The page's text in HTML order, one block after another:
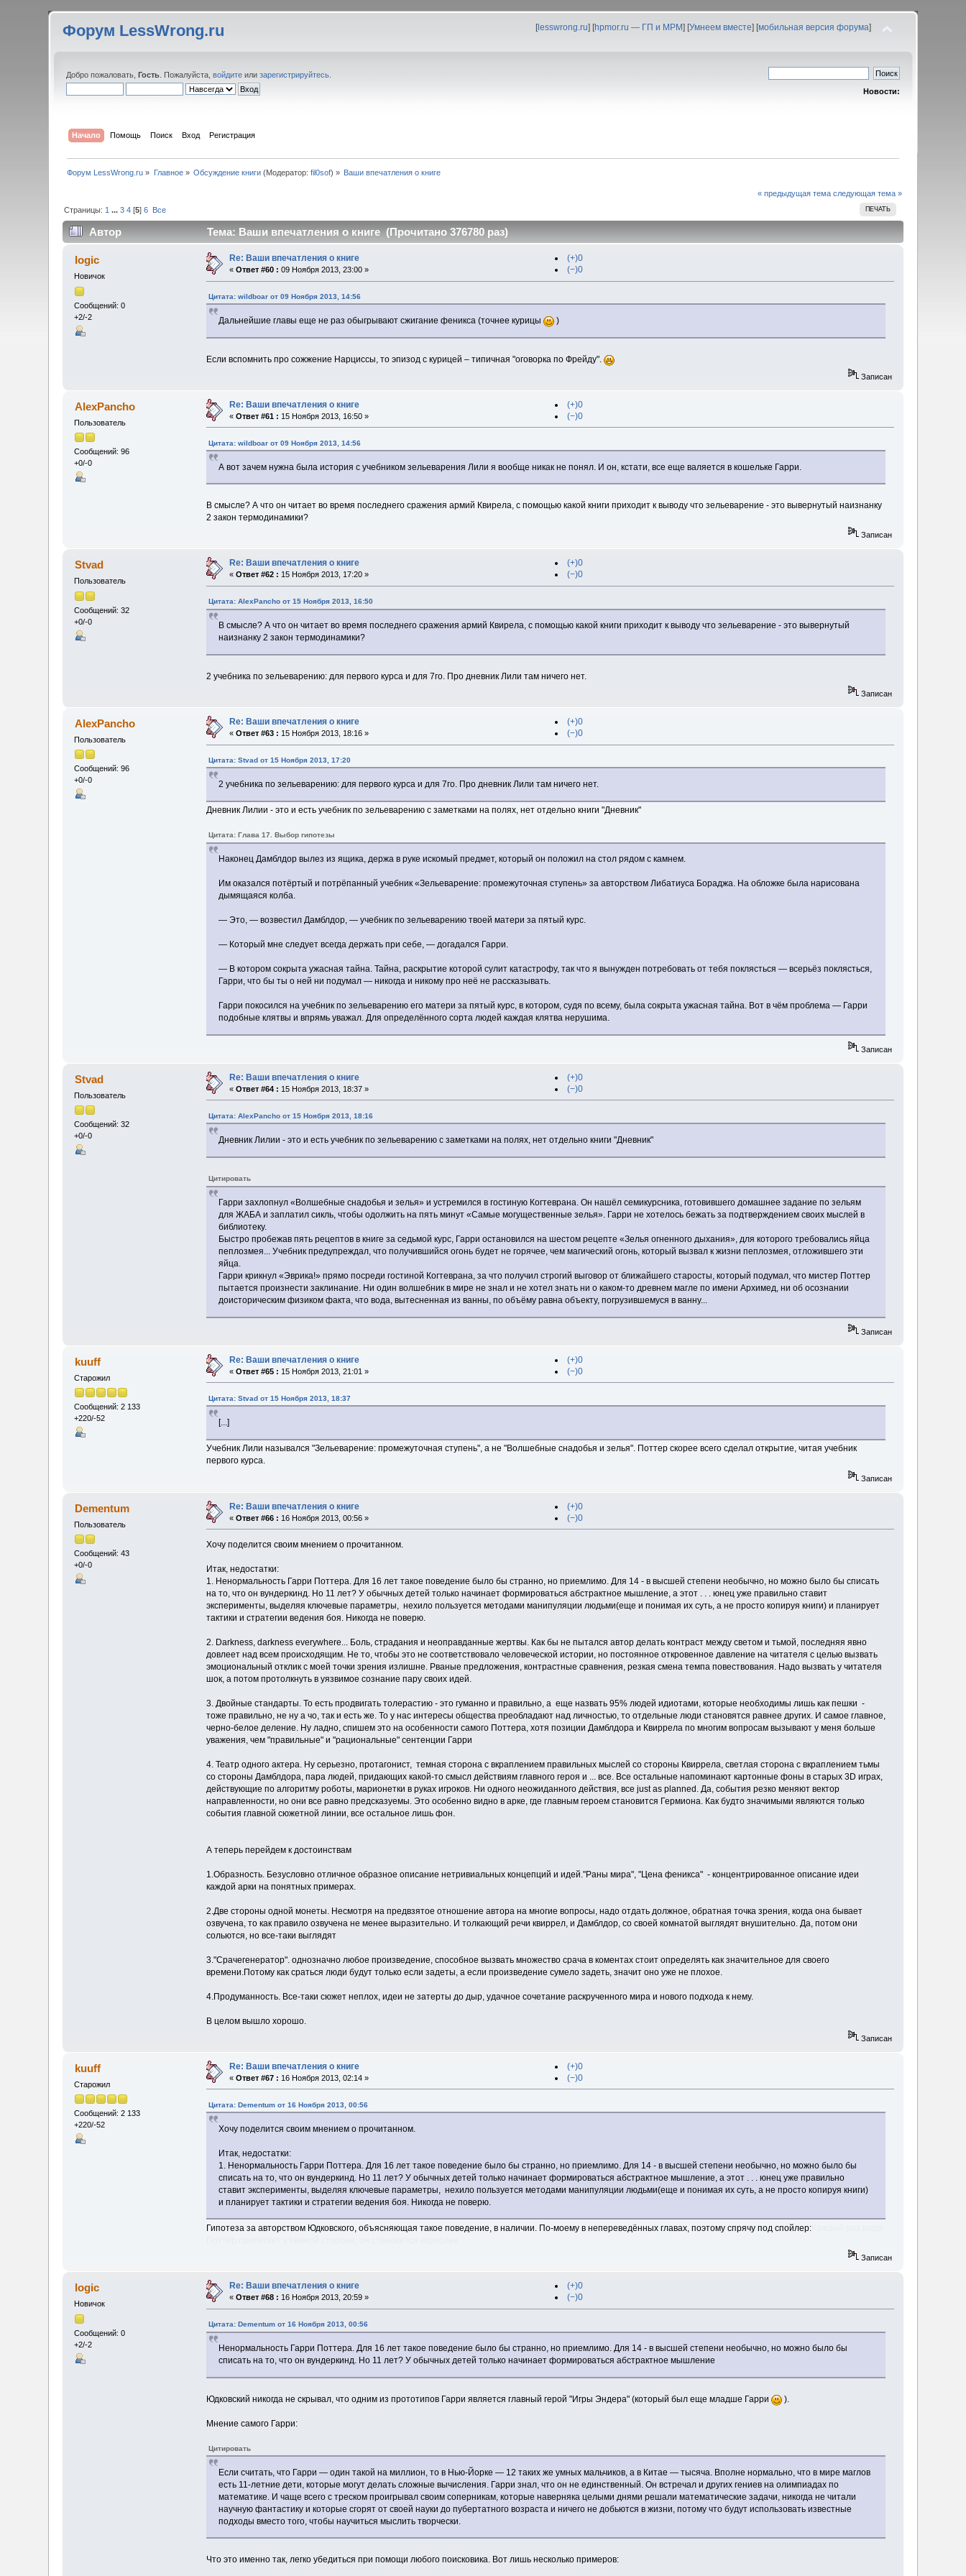
Форум LessWrong.ru [lesswrong.ru] [hpmor.ru — ГП и МРМ] [Умнеем вместе] [мобильная версия форума]
Добро пожаловать,Гость . Пожалуйста,войдите илизарегистрируйтесь
Новости:
Начало Помощь Поиск Вход Регистрация
Форум LessWrong.ru » Главное» Обсуждение книги (Модератор:fil0sof) » Ваши впечатления о книге
« предыдущая тема следующая тема »
ПЕЧАТЬ
Страницы: 1 ...3 4 [5]6 Все
Автор Тема: Ваши впечатления о книге (Прочитано 376780 раз)
logic
Новичок
Сообщений: 0
+2/-2
Re: Ваши впечатления о книге
«Ответ #60 : 09 Ноября 2013, 23:00 »
(+)0
(−)0
Цитата: wildboar от 09 Ноября 2013, 14:56
Дальнейшие главы еще не раз обыгрывают сжигание феникса (точнее курицы )
Если вспомнить про сожжение Нарциссы, то эпизод с курицей – типичная "оговорка по Фрейду".
Записан
AlexPancho
Пользователь
Сообщений: 96
+0/-0
Re: Ваши впечатления о книге
«Ответ #61 : 15 Ноября 2013, 16:50 »
(+)0
(−)0
Цитата: wildboar от 09 Ноября 2013, 14:56
А вот зачем нужна была история с учебником зельеварения Лили я вообще никак не понял. И он, кстати, все еще валяется в кошельке Гарри.
В смысле? А что он читает во время последнего сражения армий Квирела, с помощью какой книги приходит к выводу что зельеварение - это вывернутый наизнанку
2 закон термодинамики?
Записан
Stvad
Пользователь
Сообщений: 32
+0/-0
Re: Ваши впечатления о книге
«Ответ #62 : 15 Ноября 2013, 17:20 »
(+)0
(−)0
Цитата: AlexPancho от 15 Ноября 2013, 16:50
В смысле? А что он читает во время последнего сражения армий Квирела, с помощью какой книги приходит к выводу что зельеварение - это вывернутый
наизнанку 2 закон термодинамики?
2 учебника по зельеварению: для первого курса и для 7го. Про дневник Лили там ничего нет.
Записан
AlexPancho
Пользователь
Сообщений: 96
+0/-0
Re: Ваши впечатления о книге
«Ответ #63 : 15 Ноября 2013, 18:16 »
(+)0
(−)0
Цитата: Stvad от 15 Ноября 2013, 17:20
2 учебника по зельеварению: для первого курса и для 7го. Про дневник Лили там ничего нет.
Дневник Лилии - это и есть учебник по зельеварению с заметками на полях, нет отдельно книги "Дневник"
Цитата: Глава 17. Выбор гипотезы
Наконец Дамблдор вылез из ящика, держа в руке искомый предмет, который он положил на стол рядом с камнем.
Им оказался потёртый и потрёпанный учебник «Зельеварение: промежуточная ступень» за авторством Либатиуса Бораджа. На обложке была нарисована
дымящаяся колба.
— Это, — возвестил Дамблдор, — учебник по зельеварению твоей матери за пятый курс.
— Который мне следует всегда держать при себе, — догадался Гарри.
— В котором сокрыта ужасная тайна. Тайна, раскрытие которой сулит катастрофу, так что я вынужден потребовать от тебя поклясться — всерьёз поклясться,
Гарри, что бы ты о ней ни подумал — никогда и никому про неё не рассказывать.
Гарри покосился на учебник по зельеварению его матери за пятый курс, в котором, судя по всему, была сокрыта ужасная тайна. Вот в чём проблема — Гарри
подобные клятвы и впрямь уважал. Для определённого сорта людей каждая клятва нерушима.
Записан
Stvad
Пользователь
Сообщений: 32
+0/-0
Re: Ваши впечатления о книге
«Ответ #64 : 15 Ноября 2013, 18:37 »
(+)0
(−)0
Цитата: AlexPancho от 15 Ноября 2013, 18:16
Дневник Лилии - это и есть учебник по зельеварению с заметками на полях, нет отдельно книги "Дневник"
Цитировать
Гарри захлопнул «Волшебные снадобья и зелья» и устремился в гостиную Когтеврана. Он нашёл семикурсника, готовившего домашнее задание по зельям
для ЖАБА и заплатил сикль, чтобы одолжить на пять минут «Самые могущественные зелья». Гарри не хотелось бежать за подтверждением своих мыслей в
библиотеку.
Быстро пробежав пять рецептов в книге за седьмой курс, Гарри остановился на шестом рецепте «Зелья огненного дыхания», для которого требовались яйца
пеплозмея... Учебник предупреждал, что получившийся огонь будет не горячее, чем магический огонь, который вызвал к жизни пеплозмея, отложившего эти
яйца.
Гарри крикнул «Эврика!» прямо посреди гостиной Когтеврана, за что получил строгий выговор от ближайшего старосты, который подумал, что мистер Поттер
пытается произнести заклинание. Ни один волшебник в мире не знал и не хотел знать ни о каком-то древнем магле по имени Архимед, ни об осознании
доисторическим физиком факта, что вода, вытесненная из ванны, по объёму равна объекту, погрузившемуся в ванну...
Записан
kuuff
Старожил
Сообщений: 2 133
+220/-52
Re: Ваши впечатления о книге
«Ответ #65 : 15 Ноября 2013, 21:01 »
(+)0
(−)0
Цитата: Stvad от 15 Ноября 2013, 18:37
[...]
Учебник Лили назывался "Зельеварение: промежуточная ступень", а не "Волшебные снадобья и зелья". Поттер скорее всего сделал открытие, читая учебник
первого курса.
Записан
Dementum
Пользователь
Сообщений: 43
+0/-0
Re: Ваши впечатления о книге
«Ответ #66 : 16 Ноября 2013, 00:56 »
(+)0
(−)0
Хочу поделится своим мнением о прочитанном.
Итак, недостатки:
1. Ненормальность Гарри Поттера. Для 16 лет такое поведение было бы странно, но приемлимо. Для 14 - в высшей степени необычно, но можно было бы списать
на то, что он вундеркинд. Но 11 лет? У обычных детей только начинает формироваться абстрактное мышление, а этот . . . юнец уже правильно ставит
эксперименты, выделяя ключевые параметры, нехило пользуется методами манипуляции людьми(еще и понимая их суть, а не просто копируя книги) и планирует
тактики и стратегии ведения боя. Никогда не поверю.
2. Darkness, darkness everywhere... Боль, страдания и неоправданные жертвы. Как бы не пытался автор делать контраст между светом и тьмой, последняя явно
довлеет над всем происходящим. Не то, чтобы это не соответствовало человеческой истории, но постоянное откровенное давление на читателя с целью вызвать
эмоциональный отклик с моей точки зрения излишне. Рваные предложения, контрастные сравнения, резкая смена темпа повествования. Надо вызвать у читателя
шок, а потом протолкнуть в уязвимое сознание пару своих идей.
3. Двойные стандарты. То есть продвигать толерастию - это гуманно и правильно, а еще назвать 95% людей идиотами, которые необходимы лишь как пешки -
тоже правильно, не ну а чо, так и есть же. То у нас интересы общества преобладают над личностью, то отдельные люди становятся равнее других. И самое главное,
черно-белое деление. Ну ладно, спишем это на особенности самого Поттера, хотя позиции Дамблдора и Квиррела по многим вопросам вызывают у меня больше
уважения, чем "правильные" и "рациональные" сентенции Гарри
4. Театр одного актера. Ну серьезно, протагонист, темная сторона с вкраплением правильных мыслей со стороны Квиррела, светлая сторона с вкраплением тьмы
со стороны Дамблдора, пара людей, придающих какой-то смысл действиям главного героя и ... все. Все остальные напоминают картонные фоны в старых 3D играх,
действующие по алгоритму роботы, марионетки в руках игроков. Ни одного неожиданного действия, все just as planned. Да, события резко меняют вектор
направленности, но они все равно предсказуемы. Это особенно видно в арке, где главным героем становится Гермиона. Как будто значимыми являются только
события главной сюжетной линии, все остальное лишь фон.
А теперь перейдем к достоинствам
1.Образность. Безусловно отличное образное описание нетривиальных концепций и идей."Раны мира", "Цена феникса" - концентрированное описание идеи
каждой арки на понятных примерах.
2.Две стороны одной монеты. Несмотря на предвзятое отношение автора на многие вопросы, надо отдать должное, обратная точка зрения, когда она бывает
озвучена, то как правило озвучена не менее выразительно. И толкающий речи квиррел, и Дамблдор, со своей комнатой выглядят внушительно. Да, потом они
сольются, но все-таки выглядят
3."Срачегенератор". однозначно любое произведение, способное вызвать множество срача в коментах стоит определять как значительное для своего
времени.Потому как сраться люди будут только если задеты, а если произведение сумело задеть, значит оно уже не плохое.
4.Продуманность. Все-таки сюжет неплох, идеи не затерты до дыр, удачное сочетание раскрученного мира и нового подхода к нему.
В целом вышло хорошо.
Записан
kuuff
Старожил
Сообщений: 2 133
+220/-52
Re: Ваши впечатления о книге
«Ответ #67 : 16 Ноября 2013, 02:14 »
(+)0
(−)0
Цитата: Dementum от 16 Ноября 2013, 00:56
Хочу поделится своим мнением о прочитанном.
Итак, недостатки:
1. Ненормальность Гарри Поттера. Для 16 лет такое поведение было бы странно, но приемлимо. Для 14 - в высшей степени необычно, но можно было бы
списать на то, что он вундеркинд. Но 11 лет? У обычных детей только начинает формироваться абстрактное мышление, а этот . . . юнец уже правильно
ставит эксперименты, выделяя ключевые параметры, нехило пользуется методами манипуляции людьми(еще и понимая их суть, а не просто копируя книги)
и планирует тактики и стратегии ведения боя. Никогда не поверю.
Гипотеза за авторством Юдковского, объясняющая такое поведение, в наличии. По-моему в непереведённых главах, поэтому спрячу под спойлер:Каждый раз когда
Записан
logic
Новичок
Сообщений: 0
+2/-2
Re: Ваши впечатления о книге
«Ответ #68 : 16 Ноября 2013, 20:59 »
(+)0
(−)0
Цитата: Dementum от 16 Ноября 2013, 00:56
Ненормальность Гарри Поттера. Для 16 лет такое поведение было бы странно, но приемлимо. Для 14 - в высшей степени необычно, но можно было бы
списать на то, что он вундеркинд. Но 11 лет? У обычных детей только начинает формироваться абстрактное мышление
Юдковский никогда не скрывал, что одним из прототипов Гарри является главный герой "Игры Эндера" (который был еще младше Гарри ).
Мнение самого Гарри:
Цитировать
Если считать, что Гарри — один такой на миллион, то в Нью-Йорке — 12 таких же умных мальчиков, а в Китае — тысяча. Вполне нормально, что в мире маглов
есть 11-летние дети, которые могут делать сложные вычисления. Гарри знал, что он не единственный. Он встречал и других гениев на олимпиадах по
математике. И чаще всего с треском проигрывал своим соперникам, которые наверняка целыми днями решали математические задачи, никогда не читали
научную фантастику и которые сгорят от своей науки до пубертатного возраста и ничего не добьются в жизни, потому что будут использовать известные
подходы вместо того, чтобы научиться мыслить творчески.
Что это именно так, легко убедиться при помощи любого поисковика. Вот лишь несколько примеров: